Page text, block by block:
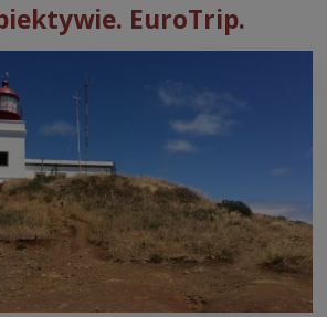
EuroTrip.